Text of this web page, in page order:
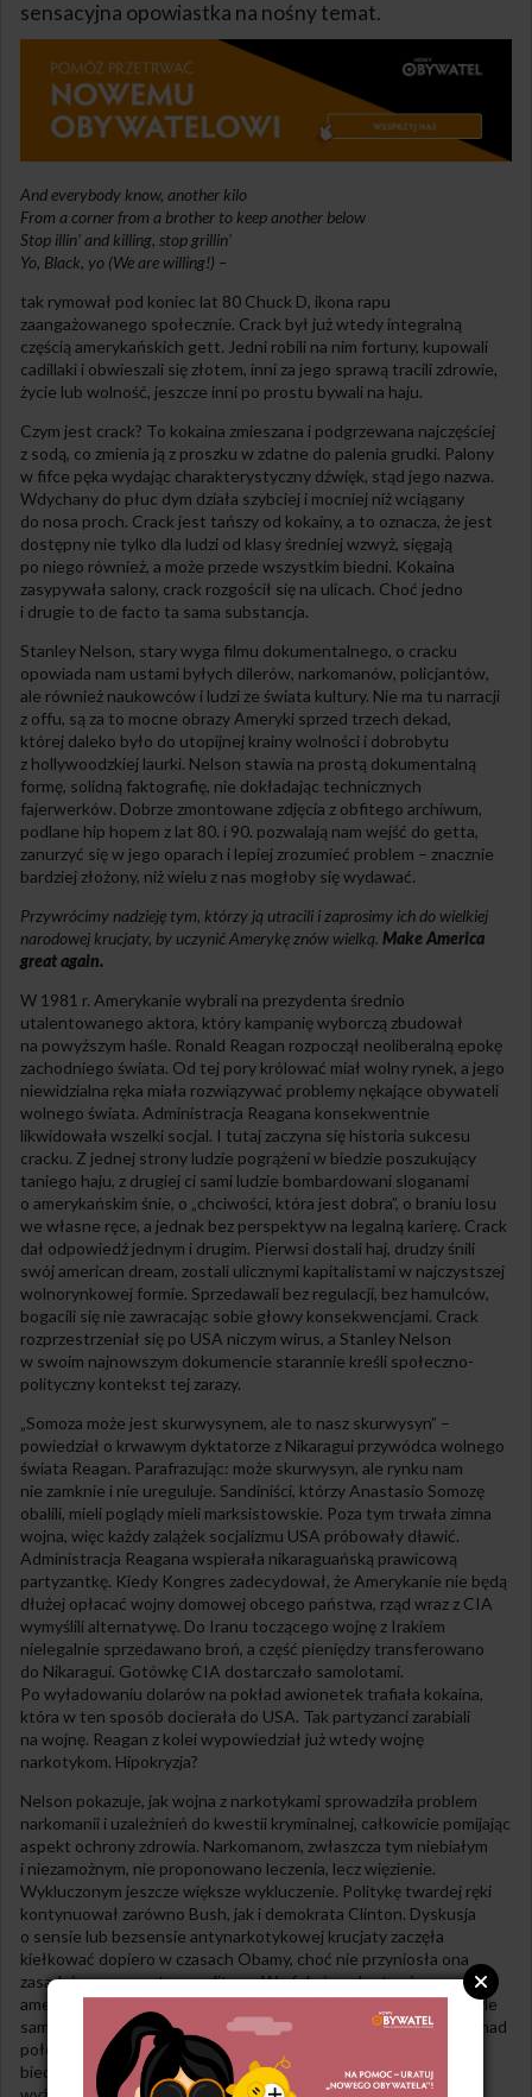
sensacyjna opowiastka na nośny temat.
And everybody know, another kilo
From a corner from a brother to keep another below
Stop illin’ and killing, stop grillin’
Yo, Black, yo (We are willing!) –
tak rymował pod koniec lat 80 Chuck D, ikona rapu
zaangażowanego społecznie. Crack był już wtedy integralną
częścią amerykańskich gett. Jedni robili na nim fortuny, kupowali
cadillaki i obwieszali się złotem, inni za jego sprawą tracili zdrowie,
życie lub wolność, jeszcze inni po prostu bywali na haju.
Czym jest crack? To kokaina zmieszana i podgrzewana najczęściej
z sodą, co zmienia ją z proszku w zdatne do palenia grudki. Palony
w fifce pęka wydając charakterystyczny dźwięk, stąd jego nazwa.
Wdychany do płuc dym działa szybciej i mocniej niż wciągany
do nosa proch. Crack jest tańszy od kokainy, a to oznacza, że jest
dostępny nie tylko dla ludzi od klasy średniej wzwyż, sięgają
po niego również, a może przede wszystkim biedni. Kokaina
zasypywała salony, crack rozgościł się na ulicach. Choć jedno
i drugie to de facto ta sama substancja.
Stanley Nelson, stary wyga filmu dokumentalnego, o cracku
opowiada nam ustami byłych dilerów, narkomanów, policjantów,
ale również naukowców i ludzi ze świata kultury. Nie ma tu narracji
z offu, są za to mocne obrazy Ameryki sprzed trzech dekad,
której daleko było do utopijnej krainy wolności i dobrobytu
z hollywoodzkiej laurki. Nelson stawia na prostą dokumentalną
formę, solidną faktografię, nie dokładając technicznych
fajerwerków. Dobrze zmontowane zdjęcia z obfitego archiwum,
podlane hip hopem z lat 80. i 90. pozwalają nam wejść do getta,
zanurzyć się w jego oparach i lepiej zrozumieć problem – znacznie
bardziej złożony, niż wielu z nas mogłoby się wydawać.
Przywrócimy nadzieję tym, którzy ją utracili i zaprosimy ich do wielkiej
narodowej krucjaty, by uczynić Amerykę znów wielką. Make America
great again.
W 1981 r. Amerykanie wybrali na prezydenta średnio
utalentowanego aktora, który kampanię wyborczą zbudował
na powyższym haśle. Ronald Reagan rozpoczął neoliberalną epokę
zachodniego świata. Od tej pory królować miał wolny rynek, a jego
niewidzialna ręka miała rozwiązywać problemy nękające obywateli
wolnego świata. Administracja Reagana konsekwentnie
likwidowała wszelki socjal. I tutaj zaczyna się historia sukcesu
cracku. Z jednej strony ludzie pogrążeni w biedzie poszukujący
taniego haju, z drugiej ci sami ludzie bombardowani sloganami
o amerykańskim śnie, o „chciwości, która jest dobra”, o braniu losu
we własne ręce, a jednak bez perspektyw na legalną karierę. Crack
dał odpowiedź jednym i drugim. Pierwsi dostali haj, drudzy śnili
swój american dream, zostali ulicznymi kapitalistami w najczystszej
wolnorynkowej formie. Sprzedawali bez regulacji, bez hamulców,
bogacili się nie zawracając sobie głowy konsekwencjami. Crack
rozprzestrzeniał się po USA niczym wirus, a Stanley Nelson
w swoim najnowszym dokumencie starannie kreśli społeczno-
polityczny kontekst tej zarazy.
„Somoza może jest skurwysynem, ale to nasz skurwysyn” –
powiedział o krwawym dyktatorze z Nikaragui przywódca wolnego
świata Reagan. Parafrazując: może skurwysyn, ale rynku nam
nie zamknie i nie ureguluje. Sandiniści, którzy Anastasio Somozę
obalili, mieli poglądy mieli marksistowskie. Poza tym trwała zimna
wojna, więc każdy zalążek socjalizmu USA próbowały dławić.
Administracja Reagana wspierała nikaraguańską prawicową
partyzantkę. Kiedy Kongres zadecydował, że Amerykanie nie będą
dłużej opłacać wojny domowej obcego państwa, rząd wraz z CIA
wymyślili alternatywę. Do Iranu toczącego wojnę z Irakiem
nielegalnie sprzedawano broń, a część pieniędzy transferowano
do Nikaragui. Gotówkę CIA dostarczało samolotami.
Po wyładowaniu dolarów na pokład awionetek trafiała kokaina,
która w ten sposób docierała do USA. Tak partyzanci zarabiali
na wojnę. Reagan z kolei wypowiedział już wtedy wojnę
narkotykom. Hipokryzja?
Nelson pokazuje, jak wojna z narkotykami sprowadziła problem
narkomanii i uzależnień do kwestii kryminalnej, całkowicie pomijając
aspekt ochrony zdrowia. Narkomanom, zwłaszcza tym niebiałym
i niezamożnym, nie proponowano leczenia, lecz więzienie.
Wykluczonym jeszcze większe wykluczenie. Politykę twardej ręki
kontynuował zarówno Bush, jak i demokrata Clinton. Dyskusja
o sensie lub bezsensie antynarkotykowej krucjaty zaczęła
kiełkować dopiero w czasach Obamy, choć nie przyniosła ona
zasadniczego zwrotu w polityce. W efekcie za kratami
amerykańskich więzień odsiadują dziś wyroki 2 miliony osób – tyle
samo, ile zamieszkuje np. Słowenię. Ponad połowa to czarni, ponad
połowa za przestępstwa narkotykowe. Popularny wśród
biedniejszych Afroamerykanów crack jest obłożony stokrotnie